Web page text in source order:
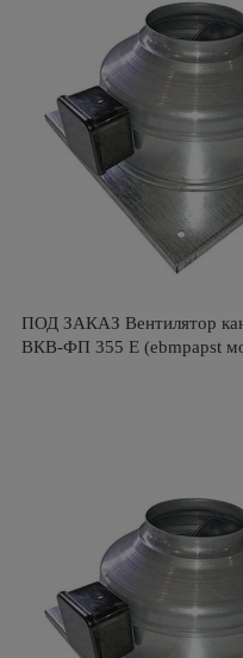
ПОД ЗАКАЗ Вентилятор
ВКВ-ФП 355 Е (ebmpapst